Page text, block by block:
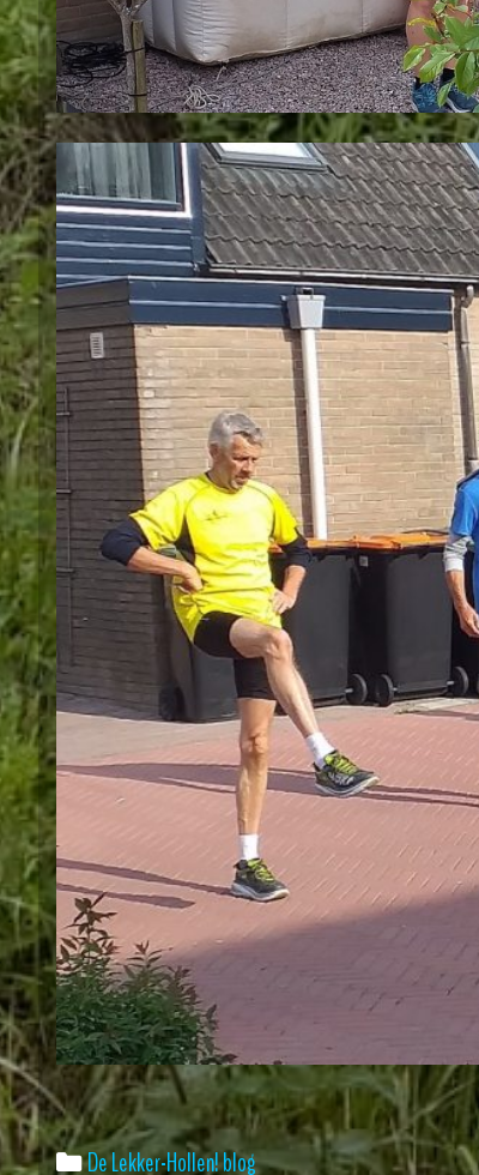
Categories
De Lekker-Hollen! blog